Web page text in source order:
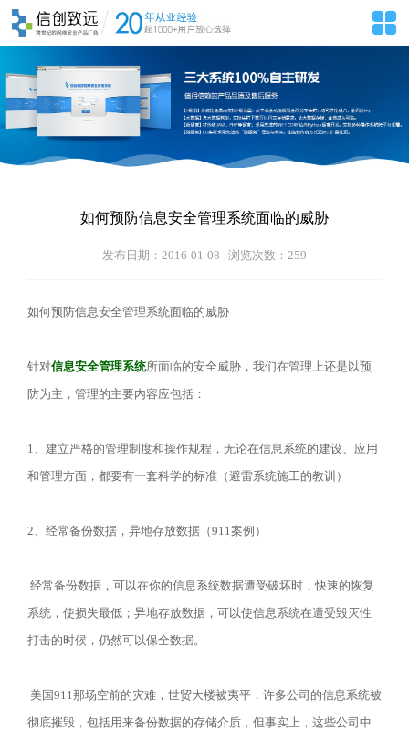
如何预防信息安全管理系统面临的威胁
发布日期：2016-01-08 浏览次数： 259
如何预防信息安全管理系统面临的威胁
针对信息安全管理系统所面临的安全威胁，我们在管理上还是以预
防为主，管理的主要内容应包括：
1、建立严格的管理制度和操作规程，无论在信息系统的建设、应用
和管理方面，都要有一套科学的标准（避雷系统施工的教训）
2、经常备份数据，异地存放数据（911案例）
经常备份数据，可以在你的信息系统数据遭受破坏时，快速的恢复
系统，使损失最低；异地存放数据，可以使信息系统在遭受毁灭性
打击的时候，仍然可以保全数据。
美国911那场空前的灾难，世贸大楼被夷平，许多公司的信息系统被
彻底摧毁，包括用来备份数据的存储介质，但事实上，这些公司中